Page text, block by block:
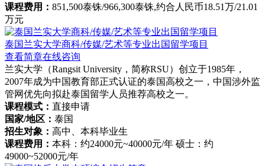
课程费用： 851,500泰铢/966,300泰铢,约合人民币18.51万/21.01
万元
泰国兰实大学商科/传媒/艺术等专业出国留学项目
查看简章在线咨询
兰实大学（Rangsit University，简称RSU）创立于1985年，
2007年成为中国教育部正式认证的泰国高校之一，中国涉外监
管网优先向拟赴泰国留学人员推荐高校之一。
课程模式： 直接申请
国家/地区： 泰国
招生对象： 高中、本科毕业生
课程费用： 本科：约24000元~40000元/年 硕士：约
49000~52000元/年